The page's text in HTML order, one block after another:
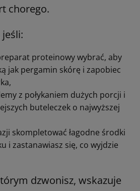
chorego.
proteinowy wybrać, aby
jak pergamin skórę i zapobiec
z połykaniem dużych porcji i
buteleczek o najwyższej
skompletować łagodne środki
i zastanawiasz się, co wyjdzie
dzwonisz, wskazuje